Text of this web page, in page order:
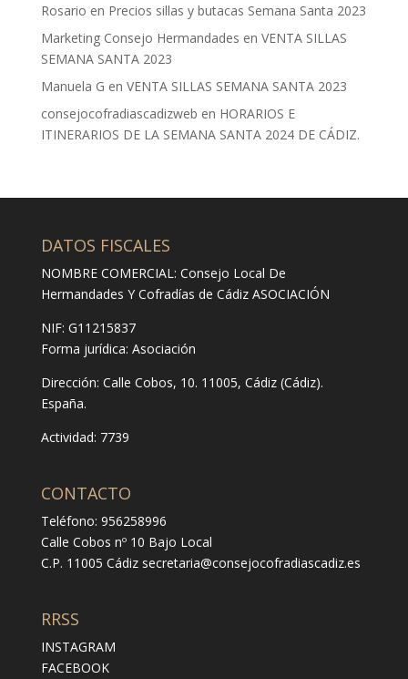
Rosario en Precios sillas y butacas Semana Santa 2023
Marketing Consejo Hermandades en VENTA SILLAS
SEMANA SANTA 2023
Manuela G en VENTA SILLAS SEMANA SANTA 2023
consejocofradiascadizweb en HORARIOS E
ITINERARIOS DE LA SEMANA SANTA 2024 DE CÁDIZ.
DATOS FISCALES
NOMBRE COMERCIAL: Consejo Local De
Hermandades Y Cofradías de Cádiz ASOCIACIÓN
NIF: G11215837
Forma jurídica: Asociación
Dirección: Calle Cobos, 10. 11005, Cádiz (Cádiz).
España.
Actividad: 7739
CONTACTO
Teléfono: 956258996
Calle Cobos nº 10 Bajo Local
C.P. 11005 Cádiz secretaria@consejocofradiascadiz.es
RRSS
INSTAGRAM
FACEBOOK